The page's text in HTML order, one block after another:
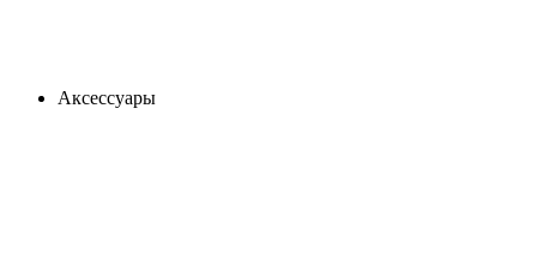
Аксессуары